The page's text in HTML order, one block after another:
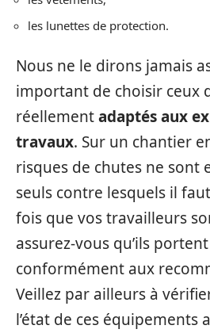
les lunettes de protection.
Nous ne le dirons jamais
important de choisir ceux
réellementadaptés aux
travaux. Sur un chantier
risques de chutes ne sont
seuls contre lesquels il
fois que vos travailleurs
assurez-vous qu’ils
conformément aux
Veillez par ailleurs à
l’état de ces équipements